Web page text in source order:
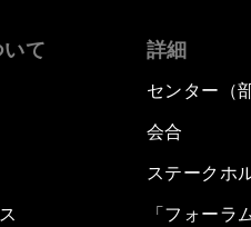
て 詳細
センター（
会合
ステークホ
「フォーラ